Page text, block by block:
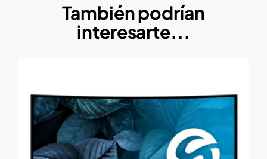
También podrían
interesarte...